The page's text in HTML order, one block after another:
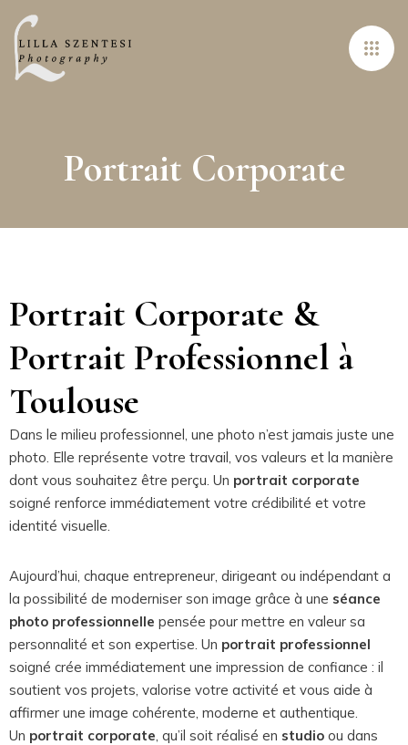
Portrait Corporate
Portrait Corporate &
Portrait Professionnel à
Toulouse
Dans le milieu professionnel, une photo n’est jamais juste une
photo. Elle représente votre travail, vos valeurs et la manière
dont vous souhaitez être perçu. Un portrait corporate
soigné renforce immédiatement votre crédibilité et votre
identité visuelle.
Aujourd’hui, chaque entrepreneur, dirigeant ou indépendant a
la possibilité de moderniser son image grâce à une séance
photo professionnelle pensée pour mettre en valeur sa
personnalité et son expertise. Un portrait professionnel
soigné crée immédiatement une impression de confiance : il
soutient vos projets, valorise votre activité et vous aide à
affirmer une image cohérente, moderne et authentique.
Un portrait corporate, qu’il soit réalisé en studio ou dans